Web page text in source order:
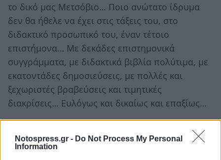
Notospress.gr - Do Not Process My Personal
Information
το δικό μας Μετσόβιο… Ποιο ανώτατο ίδρυμα
δεν θα ήθελε να έχει στις τάξεις του, στο
διδακτικό προσωπικό του, έναν τέτοιο
επιστήμονα… Με δεκάδες επιστημονικά
συγγράμματα, με διδακτικά βιβλία πολύτιμα, με
εκατοντάδες δημοσιεύσεις, με πολλές και
ξεχωριστές βραβεύσεις και τιμητικές
διακρίσεις… Ευλόγως και δικαίως και επαξίως…
επιστήμονα έχει την τύχη και την τιμή η
Τρίπολη, ο Δήμος Τρίπολης και η γη των